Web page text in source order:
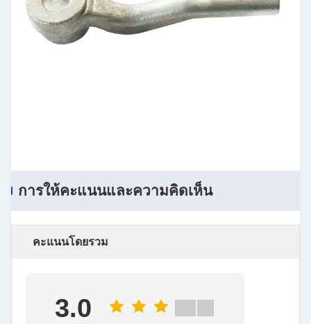
การให้คะแนนและความคิดเห็น
คะแนนโดยรวม
3.0